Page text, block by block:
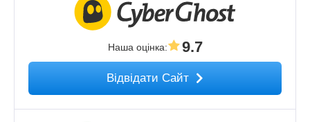
Наша оцінка: 9.7
Відвідати Сайт